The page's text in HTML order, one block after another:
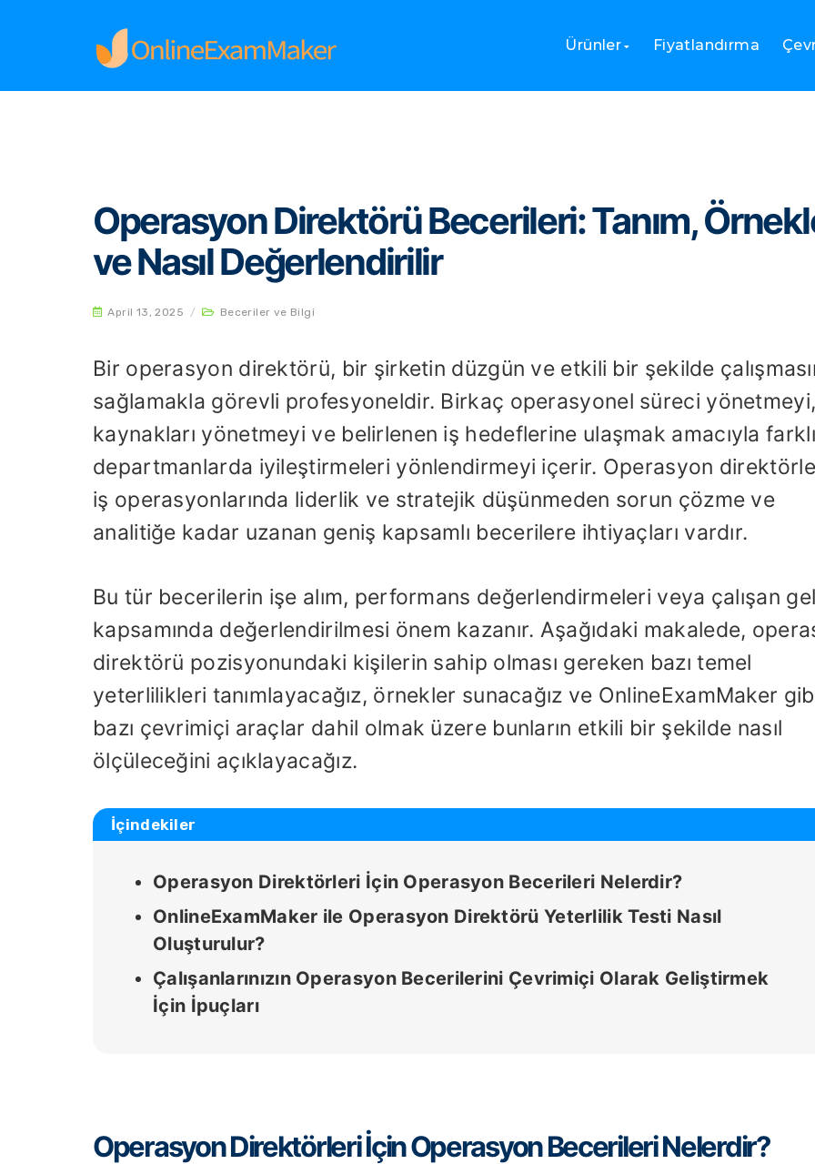
Ürünler Fiyatlandırma
Home
Operasyon Direktörü Becerileri: Tanım,
ve Nasıl Değerlendirilir
April 13, 2025 / Beceriler ve Bilgi
Bir operasyon direktörü, bir şirketin düzgün ve etkili bir şekilde
sağlamakla görevli profesyoneldir. Birkaç operasyonel süreci
kaynakları yönetmeyi ve belirlenen iş hedeflerine ulaşmak amacıyla farklı
departmanlarda iyileştirmeleri yönlendirmeyi içerir. Operasyon
iş operasyonlarında liderlik ve stratejik düşünmeden sorun çözme ve
analitiğe kadar uzanan geniş kapsamlı becerilere ihtiyaçları vardır.
Bu tür becerilerin işe alım, performans değerlendirmeleri veya çalışan
kapsamında değerlendirilmesi önem kazanır. Aşağıdaki makalede,
direktörü pozisyonundaki kişilerin sahip olması gereken bazı temel
yeterlilikleri tanımlayacağız, örnekler sunacağız ve OnlineExamMaker
bazı çevrimiçi araçlar dahil olmak üzere bunların etkili bir şekilde nasıl
ölçüleceğini açıklayacağız.
İçindekiler
Operasyon Direktörleri İçin Operasyon Becerileri Nelerdir?
OnlineExamMaker ile Operasyon Direktörü Yeterlilik Testi Nasıl
Oluşturulur?
Çalışanlarınızın Operasyon Becerilerini Çevrimiçi Olarak Geliştirmek
İçin İpuçları
Operasyon Direktörleri İçin Operasyon Becerileri Nelerdir?